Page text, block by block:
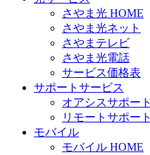
さやま光 HOME
さやま光ネット
さやまテレビ
さやま光電話
サービス価格表
サポートサービス
オアシスサポート
リモートサポート
モバイル
モバイル HOME